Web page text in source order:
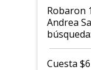
Robaron
Andrea
toca a
Cuesta